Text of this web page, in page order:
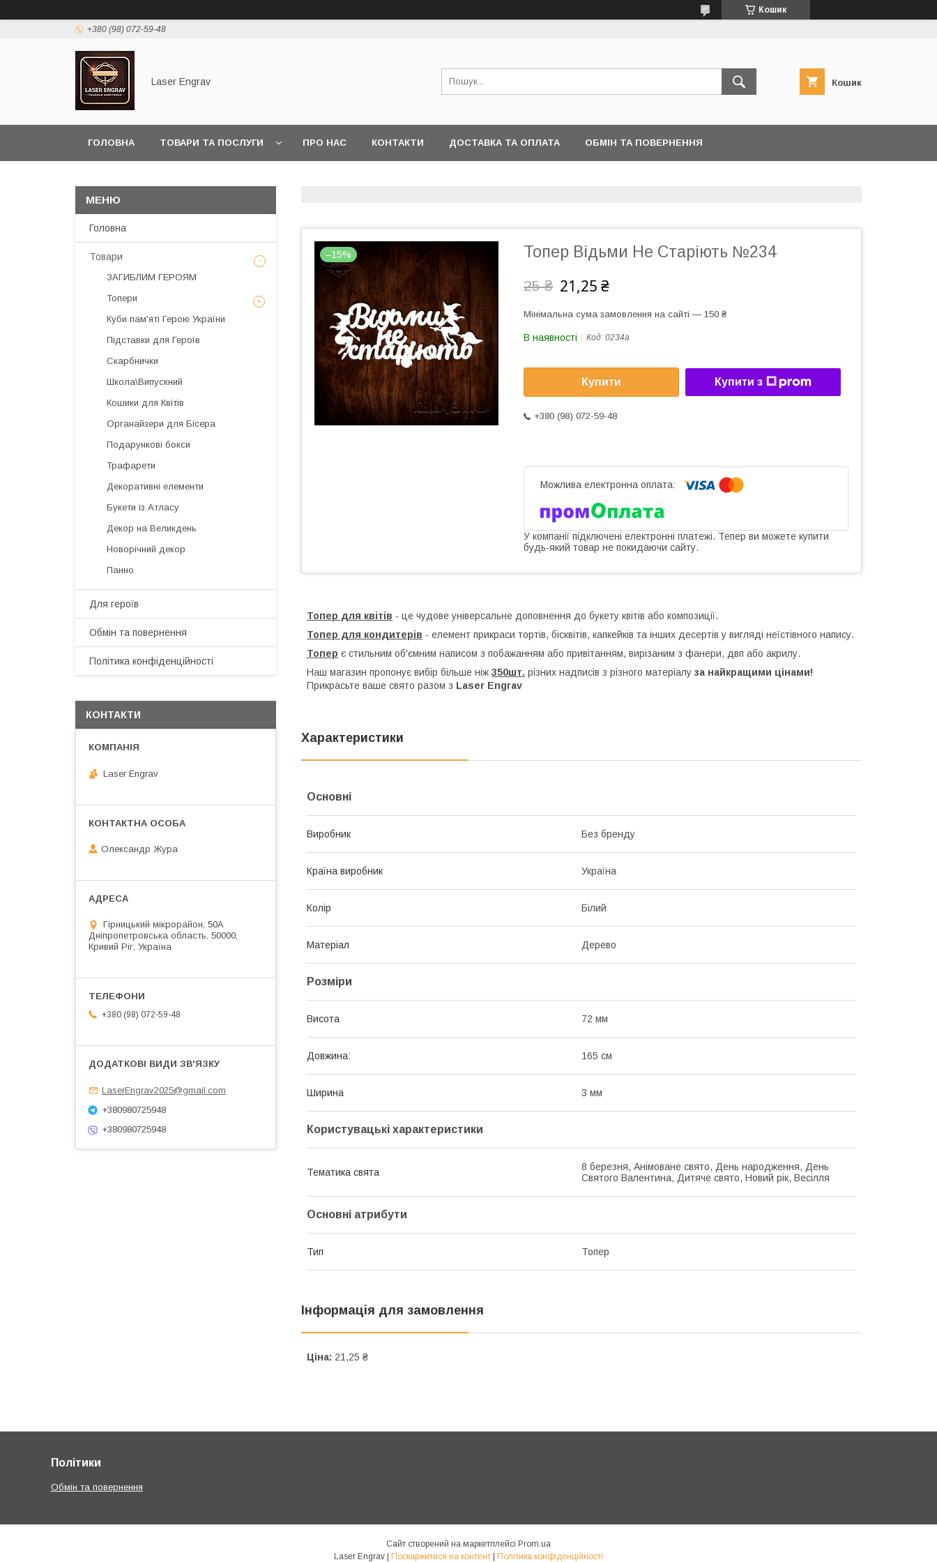
Кошик
+380 (98) 072-59-48
Laser Engrav Кошик
ГОЛОВНА ТОВАРИ ТА ПОСЛУГИ ПРО НАС КОНТАКТИ ДОСТАВКА ТА ОПЛАТА ОБМІН ТА ПОВЕРНЕННЯ
–15% Топер Відьми Не Старіють №234
25 ₴ 21,25 ₴
Мінімальна сума замовлення на сайті — 150 ₴
В наявності Код: 0234a
Купити Купити з
+380 (98) 072-59-48
У компанії підключені електронні платежі. Тепер ви можете купити
будь-який товар не покидаючи сайту.
Топер для квітів - це чудове універсальне доповнення до букету квітів або композиції.
Топер для кондитерів - елемент прикраси тортів, бісквітів, капкейків та інших десертів у вигляді неїстівного напису.
Топер є стильним об'ємним написом з побажанням або привітанням, вирізаним з фанери, двп або акрилу.
Наш магазин пропонує вибір більше ніж 350шт. різних надписів з різного матеріалу за найкращими цінами!
Прикрасьте ваше свято разом з Laser Engrav
Характеристики
Основні
Виробник Без бренду
Країна виробник Україна
Колір Білий
Матеріал Дерево
Розміри
Висота 72 мм
Довжина: 165 см
Ширина 3 мм
Користувацькі характеристики
Тематика свята
8 березня, Анімоване свято, День народження, День
Святого Валентина, Дитяче свято, Новий рік, Весілля
Основні атрибути
Тип Топер
Інформація для замовлення
Ціна: 21,25 ₴
Головна
Товари
ЗАГИБЛИМ ГЕРОЯМ
Топери
Куби пам'яті Герою України
Підставки для Героїв
Скарбнички
Школа\Випускний
Кошики для Квітів
Органайзери для Бісера
Подарункові бокси
Трафарети
Декоративні елементи
Букети із Атласу
Декор на Великдень
Новорічний декор
Панно
Для героїв
Обмін та повернення
Політика конфіденційності
КОНТАКТИ
Laser Engrav
Олександр Жура
Гірницький мікрорайон, 50А
Дніпропетровська область, 50000,
Кривий Ріг, Україна
+380 (98) 072-59-48
LaserEngrav2025@gmail.com
+380980725948
+380980725948
Політики
Обмін та повернення
Сайт створений на маркетплейсі Prom.ua
Поскаржитися на контент Політика конфіденційності